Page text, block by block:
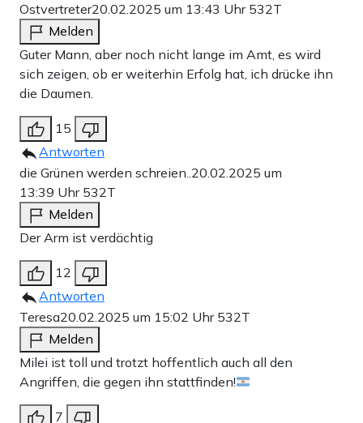
Ostvertreter20.02.2025 um 13:43 Uhr 532T
Melden
Guter Mann, aber noch nicht lange im Amt, es wird
sich zeigen, ob er weiterhin Erfolg hat, ich drücke ihn
die Daumen.
15
Antworten
die Grünen werden schreien..20.02.2025 um
13:39 Uhr 532T
Melden
Der Arm ist verdächtig
12
Antworten
Teresa20.02.2025 um 15:02 Uhr 532T
Melden
Milei ist toll und trotzt hoffentlich auch all den
Angriffen, die gegen ihn stattfinden!
7